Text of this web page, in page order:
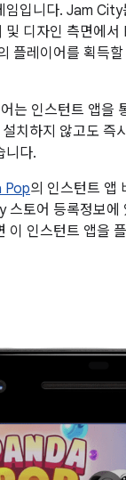
임입니다. Jam
및 디자인 측면에
플레이어를 획득
는 인스턴트 앱을
치하지 않고도 즉
니다.
Pop의 인스턴트 앱
스토어 등록정보에
이 인스턴트 앱을